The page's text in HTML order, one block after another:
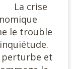
crise
le trouble
perturbe et